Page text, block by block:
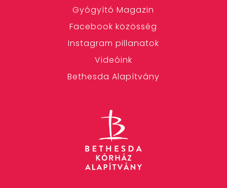
Gyógyító Magazin
Facebook közösség
Instagram pillanatok
Videóink
Bethesda Alapítvány